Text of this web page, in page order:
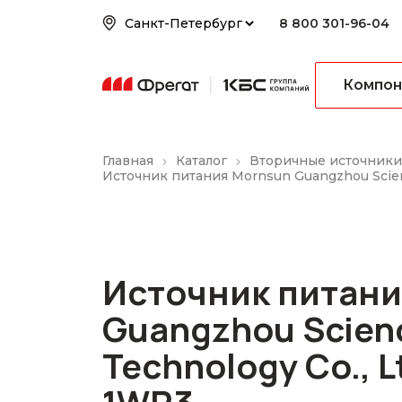
8 800 301-96-04
Главная Каталог
Вторичные
Источник питания Mornsun Guangzhou
Источник
Guangzhou
Technology Co.,